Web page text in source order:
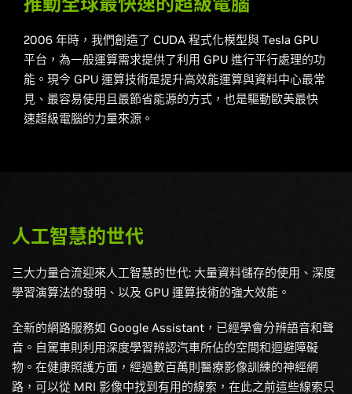
2006 年時，我們創造了 CUDA 程式化模型與 Tesla GPU
平台，為一般運算需求提供了利用 GPU 進行平行處理的功
能。現今 GPU 運算技術是提升高效能運算與資料中心最常
見、最容易使用且最節省能源的方式，也是驅動歐美最快
速超級電腦的力量來源。
人工智慧的世代
三大力量合流迎來人工智慧的世代: 大量資料儲存的使用、深度
學習演算法的發明、以及 GPU 運算技術的強大效能。
全新的網路服務如 Google Assistant，已經學會分辨語音和聲
音。自駕車則利用深度學習辨認汽車所佔的空間和迴避障礙
物。在健康照護方面，經過數百萬則醫療影像訓練的神經網
路，可以從 MRI 影像中找到有用的線索，在此之前這些線索只